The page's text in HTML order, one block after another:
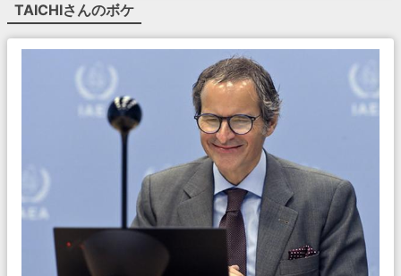
TAICHIさんのボケ